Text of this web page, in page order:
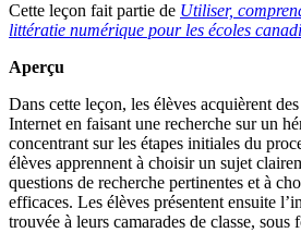
Cette leçon fait partie de Utiliser,
littératie numérique pour les écoles
Aperçu
Dans cette leçon, les élèves acquièrent
Internet en faisant une recherche sur un
concentrant sur les étapes initiales du
élèves apprennent à choisir un sujet
questions de recherche pertinentes et à
efficaces. Les élèves présentent ensuite
trouvée à leurs camarades de classe,